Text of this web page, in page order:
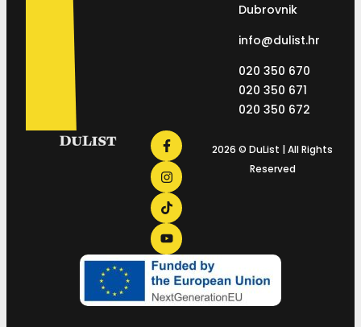
Dubrovnik
info@dulist.hr
020 350 670
020 350 671
020 350 672
2026 © DuList | All Rights
Reserved